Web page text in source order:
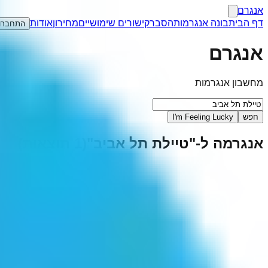
אנגרם
דף הביתבונה אנגרמותהסברקישורים שימושייםמחירוןאודות
אנגרם
מחשבון אנגרמות
חפש I'm Feeling Lucky
אנגרמה ל-"טיילת תל אביב